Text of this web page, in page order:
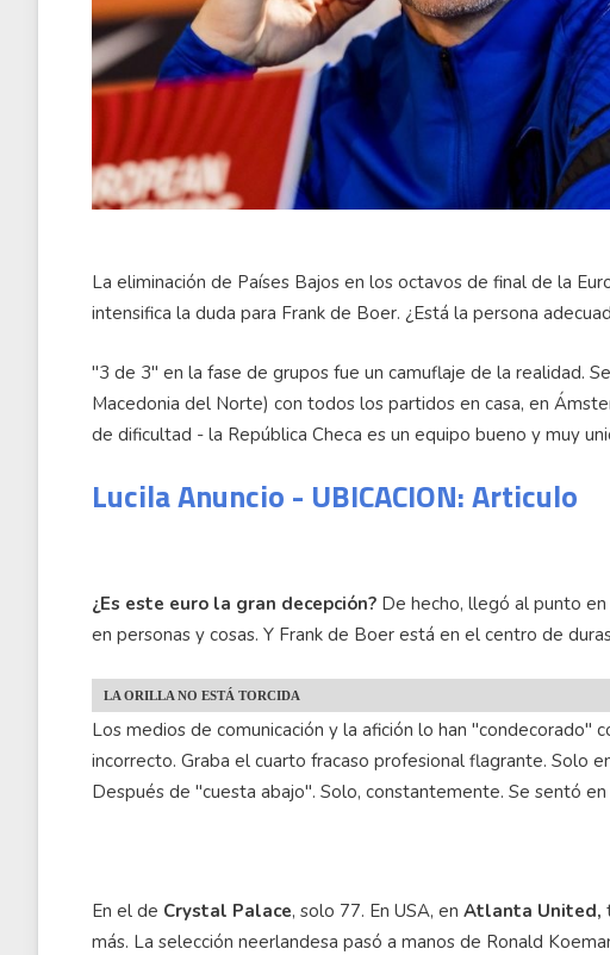
La eliminación de Países Bajos en los octavos de final de la
intensifica la duda para Frank de Boer. ¿Está la persona
"3 de 3" en la fase de grupos fue un camuflaje de la realidad.
Macedonia del Norte) con todos los partidos en casa, en
de dificultad - la República Checa es un equipo bueno y muy
Lucila Anuncio - UBICACION: Articulo
¿Es este euro la gran decepción? De hecho, llegó al punto
en personas y cosas. Y Frank de Boer está en el centro de
LA ORILLA NO ESTÁ TORCIDA
Los medios de comunicación y la afición lo han "condecorado"
incorrecto. Graba el cuarto fracaso profesional flagrante. Solo
Después de "cuesta abajo". Solo, constantemente. Se sentó
En el de Crystal Palace, solo 77. En USA, en Atlanta United,
más. La selección neerlandesa pasó a manos de Ronald